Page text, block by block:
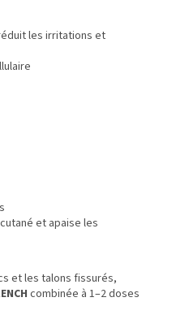
les irritations et
et apaise les
et les talons fissurés,
combinée à 1–2 doses